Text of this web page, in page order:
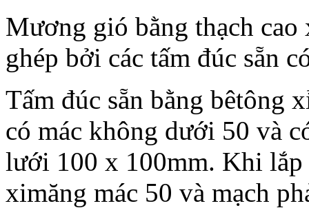
Mương gió bằng thạch
ghép bởi các tấm đúc sẵn
Tấm đúc sẵn bằng bêtông
có mác không dưới 50 và
lưới 100 x 100mm. Khi lắp
ximăng mác 50 và mạch